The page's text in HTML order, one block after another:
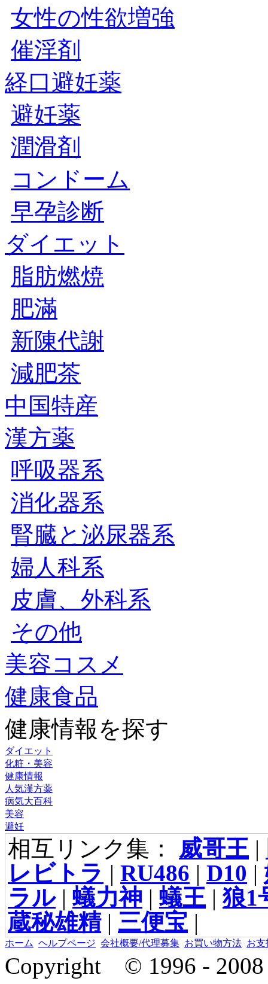
女性の性欲増強
催淫剤
経口避妊薬
避妊薬
潤滑剤
コンドーム
早孕診断
ダイエット
脂肪燃焼
肥滿
新陳代謝
減肥茶
中国特産
漢方薬
呼吸器系
消化器系
腎臓と泌尿器系
婦人科系
皮膚、外科系
その他
美容コスメ
健康食品
健康情報を探す
ダイエット
化粧・美容
健康情報
人気漢方薬
病気大百科
美容
避妊
相互リンク集： 威哥王|
レビトラ | RU486 | D10 |
ラル| 蟻力神 | 蟻王|狼1
蔵秘雄精| 三便宝 |
ホーム ヘルプページ 会社概要/代理募集 お買い物方法 お支
Copyright © 1996 -